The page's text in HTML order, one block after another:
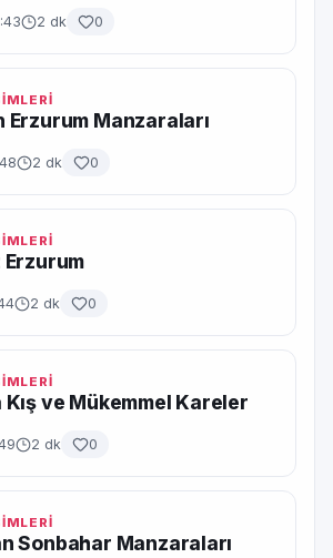
2 dk 0
Manzaraları
2 dk 0
Erzurum
2 dk 0
ve Mükemmel Kareler
2 dk 0
Sonbahar Manzaraları